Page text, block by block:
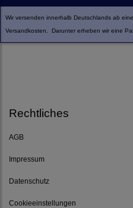
Wir versenden innerhalb Deutschlands ab
Versandkosten. Darunter erheben wir eine
Rechtliches
AGB
Impressum
Datenschutz
Cookieeinstellungen